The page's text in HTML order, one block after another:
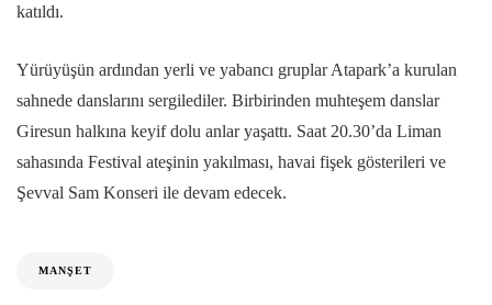
katıldı.
Yürüyüşün ardından yerli ve yabancı gruplar Atapark’a kurulan
sahnede danslarını sergilediler. Birbirinden muhteşem danslar
Giresun halkına keyif dolu anlar yaşattı. Saat 20.30’da Liman
sahasında Festival ateşinin yakılması, havai fişek gösterileri ve
Şevval Sam Konseri ile devam edecek.
MANŞET